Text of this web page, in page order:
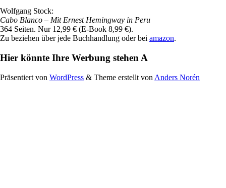
Wolfgang Stock:
Cabo Blanco – Mit Ernest Hemingway in Peru
364 Seiten. Nur 12,99 € (E-Book 8,99 €).
Zu beziehen über jede Buchhandlung oder bei amazon.
Hier könnte Ihre Werbung stehen A
Präsentiert von WordPress & Theme erstellt von Anders Norén